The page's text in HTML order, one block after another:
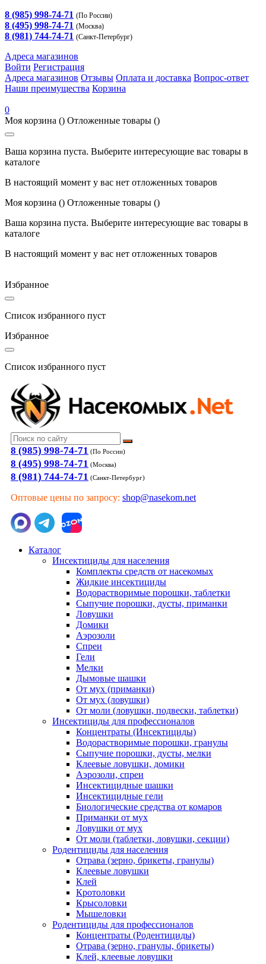
8 (985) 998-74-71 (По России)
8 (495) 998-74-71 (Москва)
8 (981) 744-74-71 (Санкт-Петербург)
Адреса магазинов
Войти Регистрация
Адреса магазинов Отзывы Оплата и доставка Вопрос-ответ
Наши преимущества Корзина
0
Моя корзина () Отложенные товары ()
Ваша корзина пуста. Выберите интересующие вас товары в
каталоге
В настоящий момент у вас нет отложенных товаров
Моя корзина () Отложенные товары ()
Ваша корзина пуста. Выберите интересующие вас товары в
каталоге
В настоящий момент у вас нет отложенных товаров
Избранное
Список избранного пуст
Избранное
Список избранного пуст
8 (985) 998-74-71 (По России)
8 (495) 998-74-71 (Москва)
8 (981) 744-74-71 (Санкт-Петербург)
Оптовые цены по запросу: shop@nasekom.net
Каталог
Инсектициды для населения
Комплекты средств от насекомых
Жидкие инсектициды
Водорастворимые порошки, таблетки
Сыпучие порошки, дусты, приманки
Ловушки
Домики
Аэрозоли
Спреи
Гели
Мелки
Дымовые шашки
От мух (приманки)
От мух (ловушки)
От моли (ловушки, подвески, таблетки)
Инсектициды для профессионалов
Концентраты (Инсектициды)
Водорастворимые порошки, гранулы
Сыпучие порошки, дусты, мелки
Клеевые ловушки, домики
Аэрозоли, спреи
Инсектицидные шашки
Инсектицидные гели
Биологические средства от комаров
Приманки от мух
Ловушки от мух
От моли (таблетки, ловушки, секции)
Родентициды для населения
Отрава (зерно, брикеты, гранулы)
Клеевые ловушки
Клей
Кротоловки
Крысоловки
Мышеловки
Родентициды для профессионалов
Концентраты (Родентициды)
Отрава (зерно, гранулы, брикеты)
Клей, клеевые ловушки